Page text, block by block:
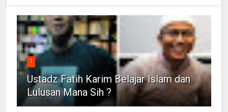
1
Ustadz Fatih Karim Belajar Islam dan
Lulusan Mana Sih ?